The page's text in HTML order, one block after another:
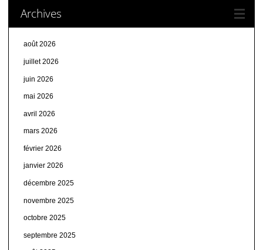
Archives
août 2026
juillet 2026
juin 2026
mai 2026
avril 2026
mars 2026
février 2026
janvier 2026
décembre 2025
novembre 2025
octobre 2025
septembre 2025